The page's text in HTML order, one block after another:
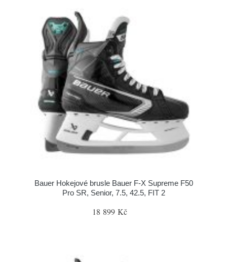
Bauer Hokejové brusle Bauer F-X Supreme F50
Pro SR, Senior, 7.5, 42.5, FIT 2
18 899 Kč